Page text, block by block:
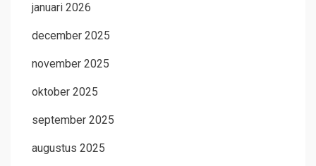
januari 2026
december 2025
november 2025
oktober 2025
september 2025
augustus 2025